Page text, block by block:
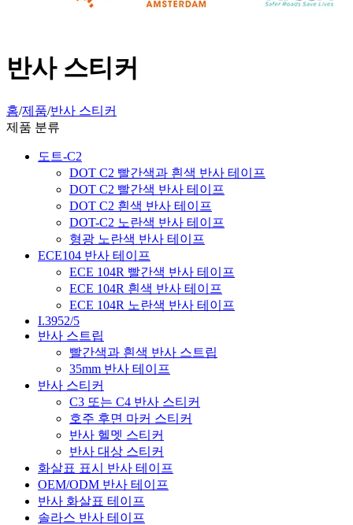
반사 스티커
홈/제품/반사 스티커
제품 분류
도트-C2
DOT C2 빨간색과 흰색 반사 테이프
DOT C2 빨간색 반사 테이프
DOT C2 흰색 반사 테이프
DOT-C2 노란색 반사 테이프
형광 노란색 반사 테이프
ECE104 반사 테이프
ECE 104R 빨간색 반사 테이프
ECE 104R 흰색 반사 테이프
ECE 104R 노란색 반사 테이프
I.3952/5
반사 스트립
빨간색과 흰색 반사 스트립
35mm 반사 테이프
반사 스티커
C3 또는 C4 반사 스티커
호주 후면 마커 스티커
반사 헬멧 스티커
반사 대상 스티커
화살표 표시 반사 테이프
OEM/ODM 반사 테이프
반사 화살표 테이프
솔라스 반사 테이프